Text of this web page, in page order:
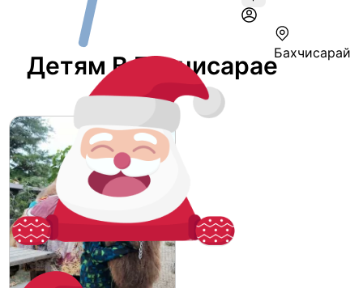
Бахчисарай
Детям В Бахчисарае